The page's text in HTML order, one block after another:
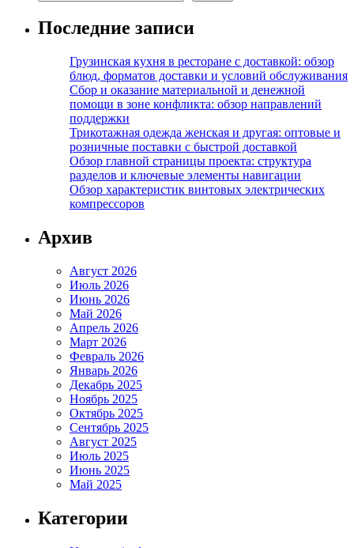
Последние записи
Грузинская кухня в ресторане с доставкой: обзор
блюд, форматов доставки и условий обслуживания
Сбор и оказание материальной и денежной
помощи в зоне конфликта: обзор направлений
поддержки
Трикотажная одежда женская и другая: оптовые и
розничные поставки с быстрой доставкой
Обзор главной страницы проекта: структура
разделов и ключевые элементы навигации
Обзор характеристик винтовых электрических
компрессоров
Архив
Август 2026
Июль 2026
Июнь 2026
Май 2026
Апрель 2026
Март 2026
Февраль 2026
Январь 2026
Декабрь 2025
Ноябрь 2025
Октябрь 2025
Сентябрь 2025
Август 2025
Июль 2025
Июнь 2025
Май 2025
Категории